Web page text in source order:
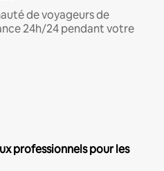
de voyageurs de
24h/24 pendant votre
professionnels pour les